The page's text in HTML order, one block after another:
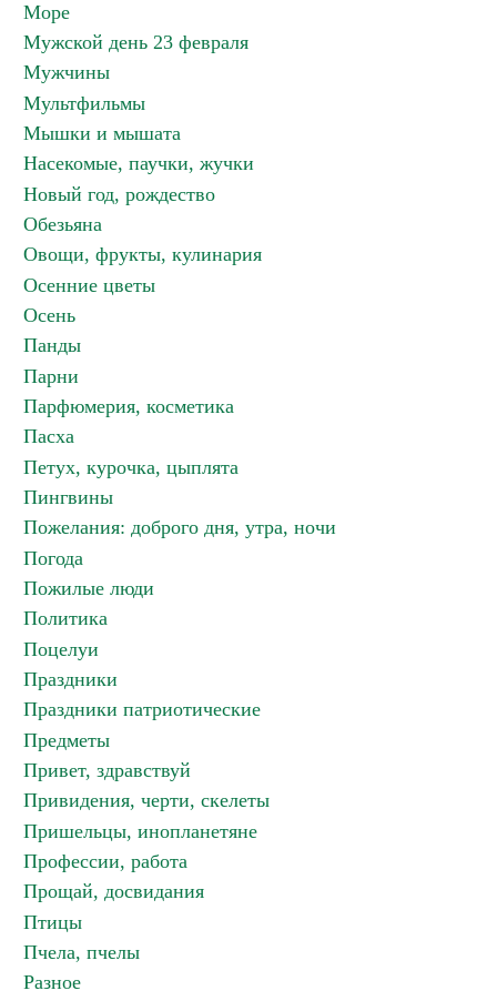
Море
Мужской день 23 февраля
Мужчины
Мультфильмы
Мышки и мышата
Насекомые, паучки, жучки
Новый год, рождество
Обезьяна
Овощи, фрукты, кулинария
Осенние цветы
Осень
Панды
Парни
Парфюмерия, косметика
Пасха
Петух, курочка, цыплята
Пингвины
Пожелания: доброго дня, утра, ночи
Погода
Пожилые люди
Политика
Поцелуи
Праздники
Праздники патриотические
Предметы
Привет, здравствуй
Привидения, черти, скелеты
Пришельцы, инопланетяне
Профессии, работа
Прощай, досвидания
Птицы
Пчела, пчелы
Разное